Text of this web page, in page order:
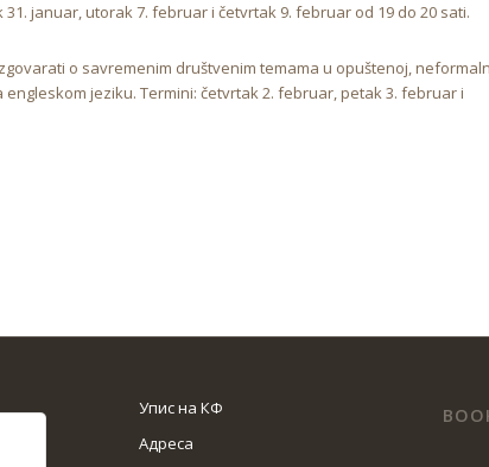
januar, utorak 7. februar i četvrtak 9. februar od 19 do 20 sati.
o savremenim društvenim temama u opuštenoj,
jeziku. Termini: četvrtak 2. februar, petak 3. februar i
Упис на КФ
Адреса